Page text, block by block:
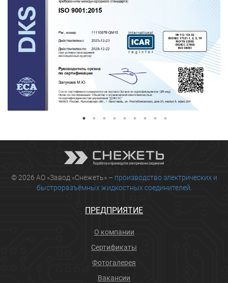
© 2026 АО «Завод «Снежеть» – производство электрических и
быстроразъёмных жидкостных соединителей.
ПРЕДПРИЯТИЕ
О компании
Сертификаты
Фотогалерея
Вакансии